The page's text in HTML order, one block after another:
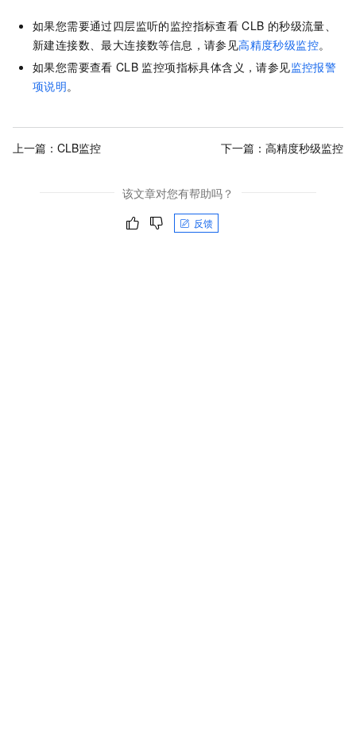
如果您需要通过四层监听的监控指标查看 CLB 的秒级流量、
新建连接数、最大连接数等信息，请参见高精度秒级监控。
如果您需要查看 CLB 监控项指标具体含义，请参见监控报警
项说明。
上一篇： CLB监控 下一篇： 高精度秒级监控
该文章对您有帮助吗？
反馈